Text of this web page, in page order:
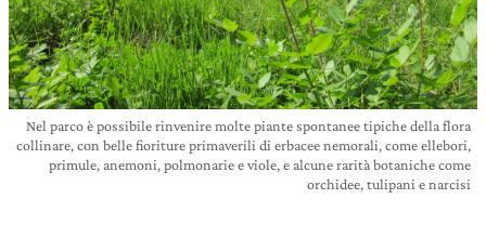
Nel parco è possibile rinvenire molte piante spontanee tipiche della flora
collinare, con belle fioriture primaverili di erbacee nemorali, come ellebori,
primule, anemoni, polmonarie e viole, e alcune rarità botaniche come
orchidee, tulipani e narcisi